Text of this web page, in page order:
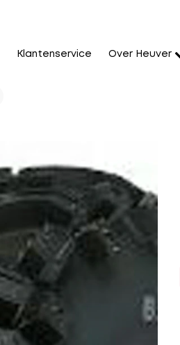
Klantenservice Over Heuver